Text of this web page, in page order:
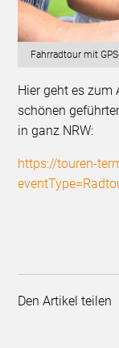
Fahrradtour mit
Hier geht es zum
schönen
in ganz NRW:
https://touren-
Den Artikel teilen